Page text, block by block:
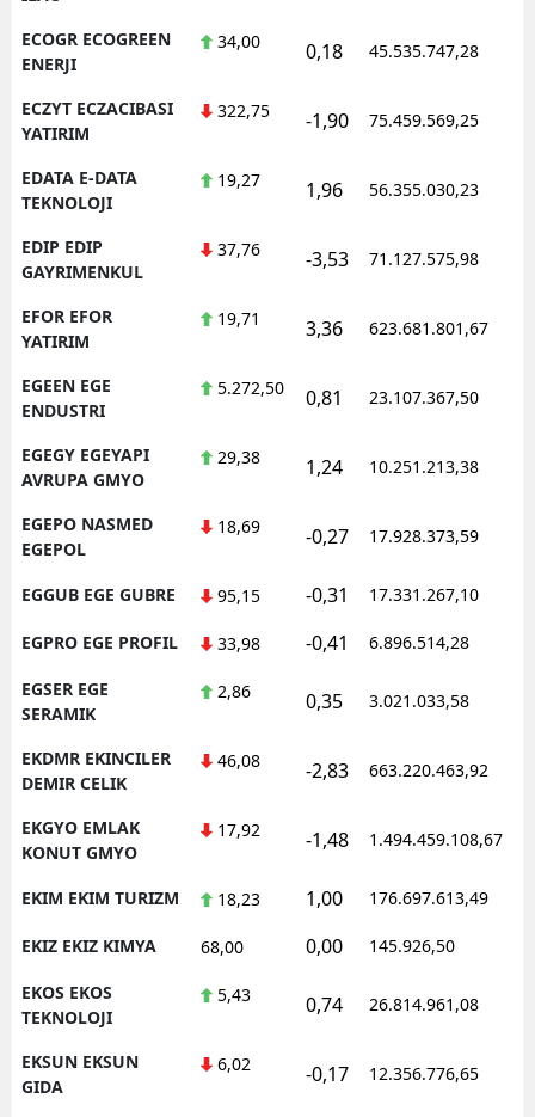
ECOGR ECOGREEN
ENERJI
34,00 0,18 45.535.747,28
ECZYT ECZACIBASI
YATIRIM
322,75 -1,90 75.459.569,25
EDATA E-DATA
TEKNOLOJI
19,27 1,96 56.355.030,23
EDIP EDIP
GAYRIMENKUL
37,76 -3,53 71.127.575,98
EFOR EFOR
YATIRIM
19,71 3,36 623.681.801,67
EGEEN EGE
ENDUSTRI
5.272,50 0,81 23.107.367,50
EGEGY EGEYAPI
AVRUPA GMYO
29,38 1,24 10.251.213,38
EGEPO NASMED
EGEPOL
18,69 -0,27 17.928.373,59
EGGUB EGE GUBRE 95,15 -0,31 17.331.267,10
EGPRO EGE PROFIL 33,98 -0,41 6.896.514,28
EGSER EGE
SERAMIK
2,86 0,35 3.021.033,58
EKDMR EKINCILER
DEMIR CELIK
46,08 -2,83 663.220.463,92
EKGYO EMLAK
KONUT GMYO
17,92 -1,48 1.494.459.108,67
EKIM EKIM TURIZM 18,23 1,00 176.697.613,49
EKIZ EKIZ KIMYA 68,00 0,00 145.926,50
EKOS EKOS
TEKNOLOJI
5,43 0,74 26.814.961,08
EKSUN EKSUN
GIDA
6,02 -0,17 12.356.776,65